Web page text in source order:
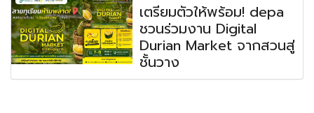
เตรียมตัวให้พร้อม! depa
ชวนร่วมงาน Digital
Durian Market จากสวนสู่
ชั้นวาง